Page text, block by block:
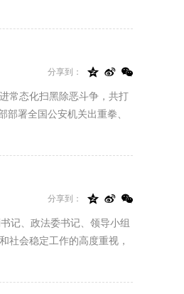
分享到：   
常态化扫黑除恶斗争，共打
署全国公安机关出重拳、
分享到：   
记、政法委书记、领导小组
社会稳定工作的高度重视，